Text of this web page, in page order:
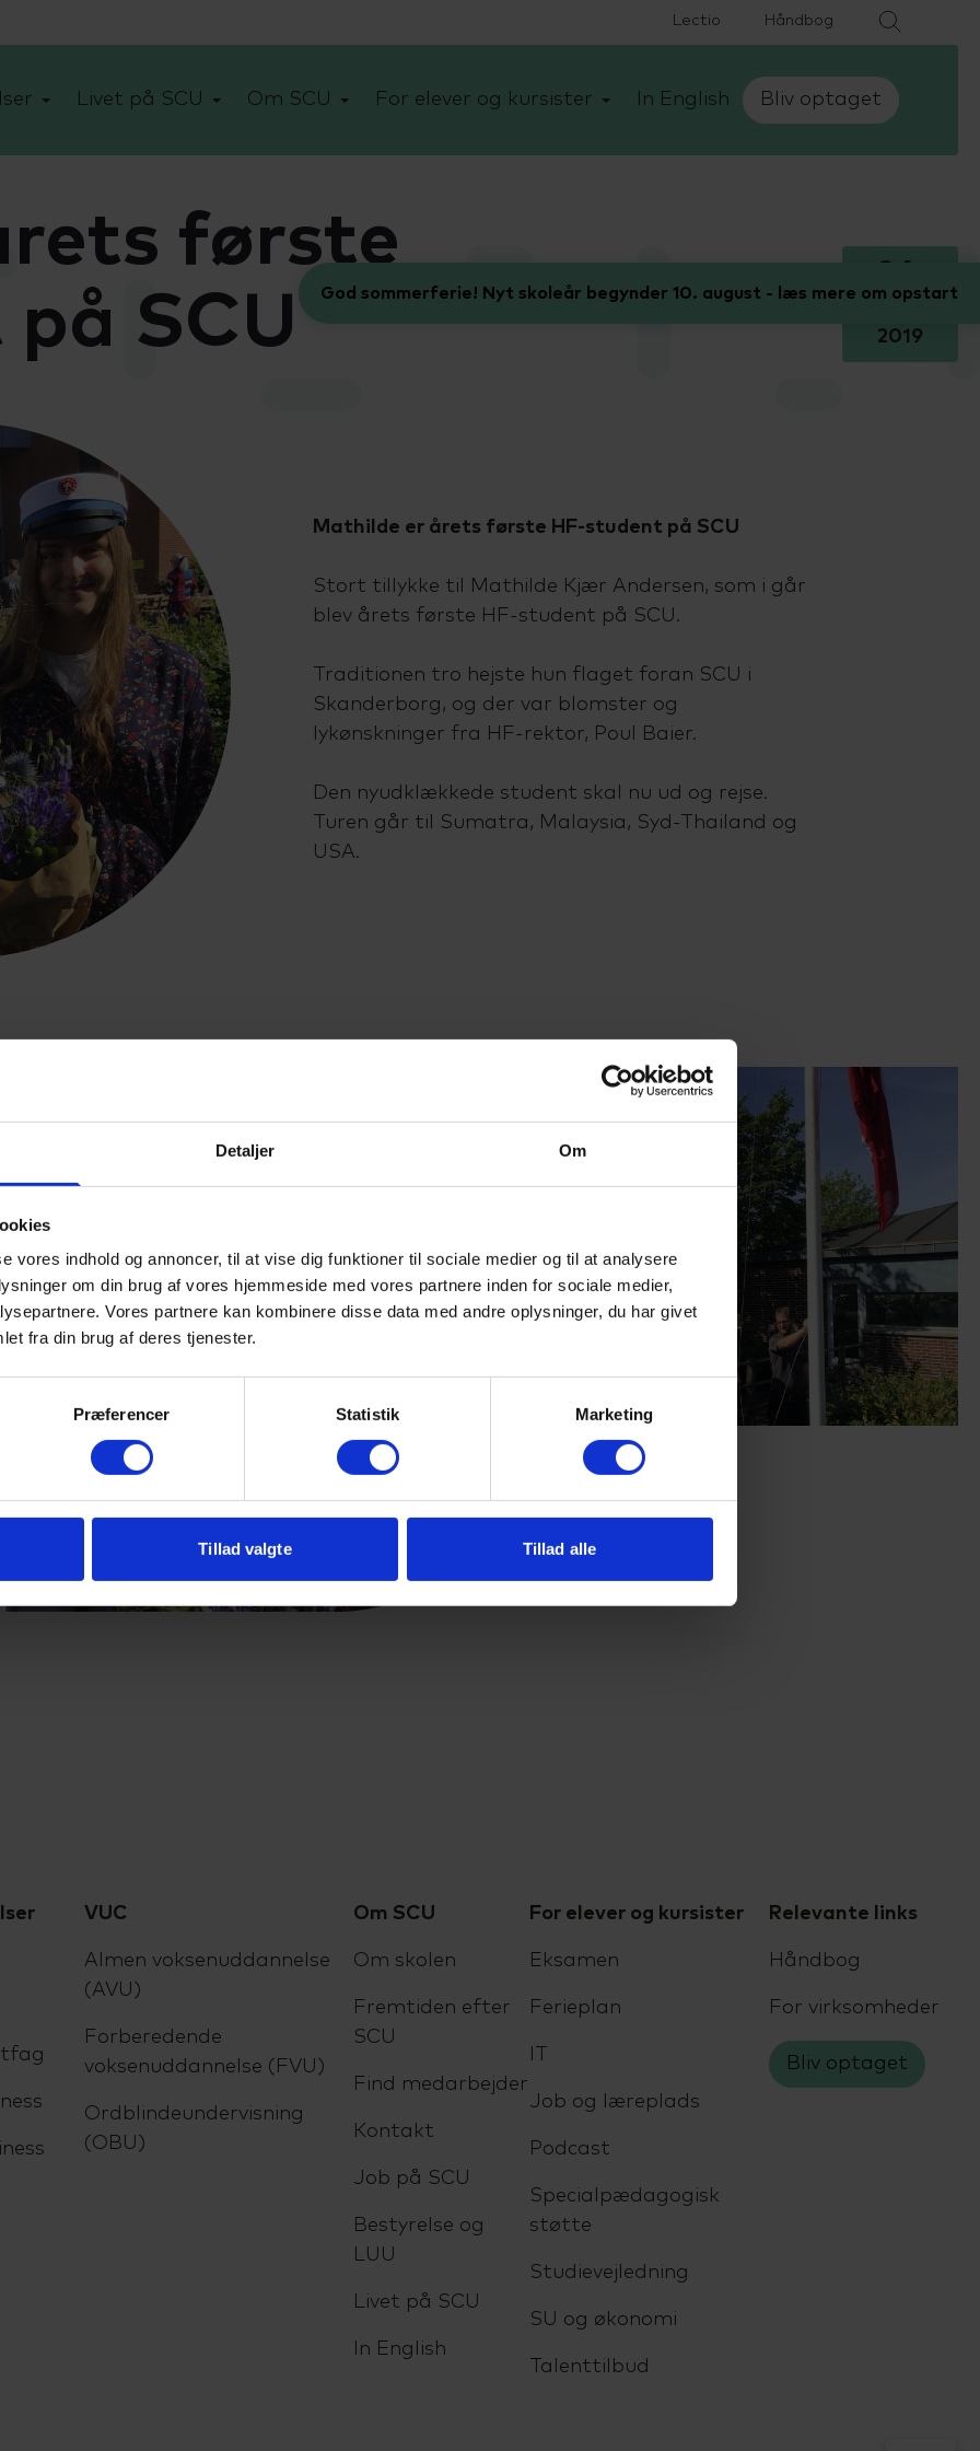
Detaljer Om
vores indhold og annoncer, til at vise dig funktioner til sociale medier og til at analysere
om din brug af vores hjemmeside med vores partnere inden for sociale medier,
Vores partnere kan kombinere disse data med andre oplysninger, du har givet
fra din brug af deres tjenester.
Præferencer Statistik Marketing
Tillad valgte Tillad alle
Lectio Håndbog
Livet på SCU Om SCU For elever og kursister In English Bliv optaget
26.
juni
2019
første
SCU
Mathilde er årets første HF-student på SCU
Stort tillykke til Mathilde Kjær Andersen, som i går
blev årets første HF-student på SCU.
Traditionen tro hejste hun flaget foran SCU i
Skanderborg, og der var blomster og
lykønskninger fra HF-rektor, Poul Baier.
Den nyudklækkede student skal nu ud og rejse.
Turen går til Sumatra, Malaysia, Syd-Thailand og
USA.
VUC
Almen voksenuddannelse
(AVU)
Forberedende
voksenuddannelse (FVU)
Ordblindeundervisning
(OBU)
Om SCU
Om skolen
Fremtiden efter
SCU
Find medarbejder
Kontakt
Job på SCU
Bestyrelse og
LUU
Livet på SCU
In English
For elever og kursister
Eksamen
Ferieplan
Job og læreplads
Podcast
Specialpædagogisk
støtte
Studievejledning
SU og økonomi
Talenttilbud
Relevante links
Håndbog
For virksomheder
Bliv optaget
God sommerferie! Nyt skoleår begynder 10. august - læs mere om opstart